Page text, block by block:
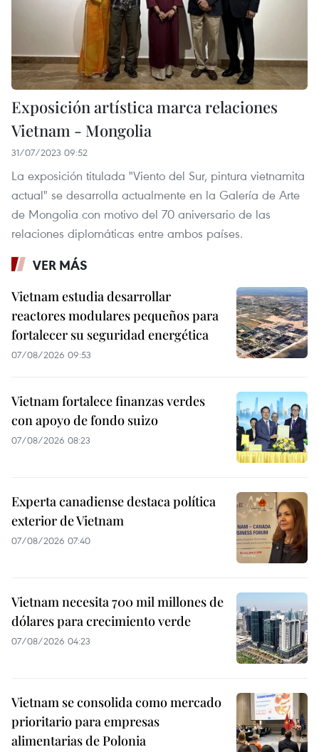
Exposición artística marca relaciones
Vietnam - Mongolia
31/07/2023 09:52
La exposición titulada "Viento del Sur, pintura vietnamita
actual" se desarrolla actualmente en la Galería de Arte
de Mongolia con motivo del 70 aniversario de las
relaciones diplomáticas entre ambos países.
VER MÁS
Vietnam estudia desarrollar
reactores modulares pequeños para
fortalecer su seguridad energética
07/08/2026 09:53
Vietnam fortalece finanzas verdes
con apoyo de fondo suizo
07/08/2026 08:23
Experta canadiense destaca política
exterior de Vietnam
07/08/2026 07:40
Vietnam necesita 700 mil millones de
dólares para crecimiento verde
07/08/2026 04:23
Vietnam se consolida como mercado
prioritario para empresas
alimentarias de Polonia